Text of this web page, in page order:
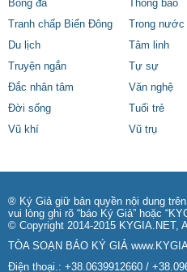
Bóng đá
Thông báo
Tranh chấp Biển Đông
Trong nước
Du lịch
Tâm linh
Truyện ngắn
Tự sự
Đắc nhân tâm
Văn nghệ
Đời sống
Tuổi trẻ
Vũ khí
Vũ trụ
® Ký Giả giữ bản quyền nội dung
vui lòng ghi rõ “báo Ký Giả” hoặc
© Copyright 2014-2015 KYGIA.NET,
TÒA SOẠN BÁO KÝ GIẢ
Điện thoại.: +38.0639912660 /